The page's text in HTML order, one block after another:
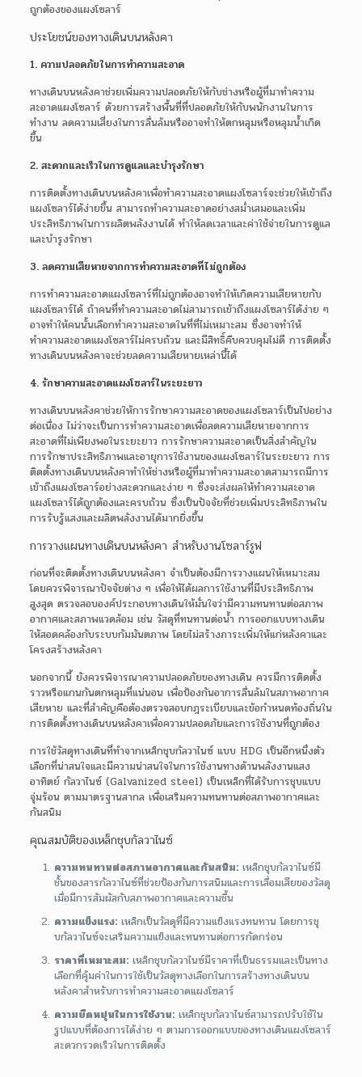
ถูกต้องของแผงโซลาร์
ประโยชน์ของทางเดินบนหลังคา
1. ความปลอดภัยในการทำความสะอาด
ทางเดินบนหลังคาช่วยเพิ่มความปลอดภัยให้กับช่างหรือผู้ที่มาทำความ
สะอาดแผงโซลาร์ ด้วยการสร้างพื้นที่ที่ปลอดภัยให้กับพนักงานในการ
ทำงาน ลดความเสี่ยงในการลื่นล้มหรืออาจทำให้ตกหลุมหรือหลุมน้ำเกิด
ขึ้น
2. สะดวกและเร็วในการดูแลและบำรุงรักษา
การติดตั้งทางเดินบนหลังคาเพื่อทำความสะอาดแผงโซลาร์จะช่วยให้เข้าถึง
แผงโซลาร์ได้ง่ายขึ้น สามารถทำความสะอาดอย่างสม่ำเสมอและเพิ่ม
ประสิทธิภาพในการผลิตพลังงานได้ ทำให้ลดเวลาและค่าใช้จ่ายในการดูแล
และบำรุงรักษา
3. ลดความเสียหายจากการทำความสะอาดที่ไม่ถูกต้อง
การทำความสะอาดแผงโซลาร์ที่ไม่ถูกต้องอาจทำให้เกิดความเสียหายกับ
แผงโซลาร์ได้ ถ้าคนที่ทำความสะอาดไม่สามารถเข้าถึงแผงโซลาร์ได้ง่าย ๆ
อาจทำให้คนนั้นเลือกทำความสะอาดในที่ที่ไม่เหมาะสม ซึ่งอาจทำให้
ทำความสะอาดแผงโซลาร์ไม่ครบถ้วน และมีสิทธิ์คืบควบคุมไม่ดี การติดตั้ง
ทางเดินบนหลังคาจะช่วยลดความเสียหายเหล่านี้ได้
4. รักษาความสะอาดแผงโซลาร์ในระยะยาว
ทางเดินบนหลังคาช่วยให้การรักษาความสะอาดของแผงโซลาร์เป็นไปอย่าง
ต่อเนื่อง ไม่ว่าจะเป็นการทำความสะอาดเพื่อลดความเสียหายจากการ
สะอาดที่ไม่เพียงพอในระยะยาว การรักษาความสะอาดเป็นสิ่งสำคัญใน
การรักษาประสิทธิภาพและอายุการใช้งานของแผงโซลาร์ในระยะยาว การ
ติดตั้งทางเดินบนหลังคาทำให้ช่างหรือผู้ที่มาทำความสะอาดสามารถมีการ
เข้าถึงแผงโซลาร์อย่างสะดวกและง่าย ๆ ซึ่งจะส่งผลให้ทำความสะอาด
แผงโซลาร์ได้ถูกต้องและครบถ้วน ซึ่งเป็นปัจจัยที่ช่วยเพิ่มประสิทธิภาพใน
การรับรู้แสงและผลิตพลังงานได้มากยิ่งขึ้น
การวางแผนทางเดินบนหลังคา สำหรับงานโซลาร์รูฟ
ก่อนที่จะติดตั้งทางเดินบนหลังคา จำเป็นต้องมีการวางแผนให้เหมาะสม
โดยควรพิจารณาปัจจัยต่าง ๆ เพื่อให้ได้ผลการใช้งานที่มีประสิทธิภาพ
สูงสุด ตรวจสอบองค์ประกอบทางเดินให้มั่นใจว่ามีความทนทานต่อสภาพ
อากาศและสภาพแวดล้อม เช่น วัสดุที่ทนทานต่อน้ำ การออกแบบทางเดิน
ให้สอดคล้องกับระบบกัมมันตภาพ โดยไม่สร้างภาระเพิ่มให้แก่หลังคาและ
โครงสร้างหลังคา
นอกจากนี้ ยังควรพิจารณาความปลอดภัยของทางเดิน ควรมีการติดตั้ง
ราวหรือแกนกันตกหลุมที่แน่นอน เพื่อป้องกันอาการลื่นล้มในสภาพอากาศ
เสียหาย และที่สำคัญคือต้องตรวจสอบกฎระเบียบและข้อกำหนดท้องถิ่นใน
การติดตั้งทางเดินบนหลังคาเพื่อความปลอดภัยและการใช้งานที่ถูกต้อง
การใช้วัสดุทางเดินที่ทำจากเหล็กชุบกัลวาไนซ์ แบบ HDG เป็นอีกหนึ่งตัว
เลือกที่น่าสนใจและมีความน่าสนใจในการใช้งานทางด้านพลังงานแสง
อาทิตย์ กัลวาไนซ์ (Galvanized steel) เป็นเหล็กที่ได้รับการชุบแบบ
จุ่มร้อน ตามมาตรฐานสากล เพื่อเสริมความทนทานต่อสภาพอากาศและ
กันสนิม
คุณสมบัติของเหล็กชุบกัลวาไนซ์
ความทนทานต่อสภาพอากาศและกันสนิม:เหล็กชุบกัลวาไนซ์มี
ชั้นของสารกัลวาไนซ์ที่ช่วยป้องกันการสนิมและการเสื่อมเสียของวัสดุ
เมื่อมีการสัมผัสกับสภาพอากาศและความชื้น
ความแข็งแรง:เหล็กเป็นวัสดุที่มีความแข็งแรงทนทาน โดยการชุ
บกัลวาไนซ์จะเสริมความแข็งและทนทานต่อการกัดกร่อน
ราคาที่เหมาะสม:เหล็กชุบกัลวาไนซ์มีราคาที่เป็นธรรมและเป็นทาง
เลือกที่คุ้มค่าในการใช้เป็นวัสดุทางเลือกในการสร้างทางเดินบน
หลังคาสำหรับการทำความสะอาดแผงโซลาร์
ความยืดหยุ่นในการใช้งาน:เหล็กชุบกัลวาไนซ์สามารถปรับใช้ใน
รูปแบบที่ต้องการได้ง่าย ๆ ตามการออกแบบของทางเดินแผงโซลาร์
สะดวกรวดเร็วในการติดตั้ง